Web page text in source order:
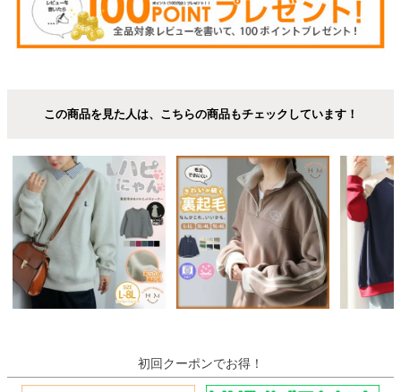
この商品を見た人は、こちらの商品もチェックしています！
初回クーポンでお得！